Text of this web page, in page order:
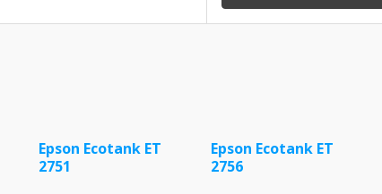
Epson Ecotank ET
2751
Epson Ecotank ET
2756